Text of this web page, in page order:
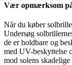
Vær opmærksom
Når du køber
Undersøg
de er holdbare og
med UV-beskyttelse
mod solens skadelige